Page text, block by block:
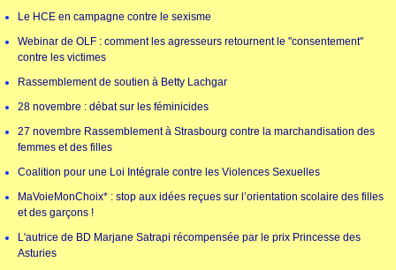
Le HCE en campagne contre le sexisme
Webinar de OLF : comment les agresseurs retournent le "consentement"
contre les victimes
Rassemblement de soutien à Betty Lachgar
28 novembre : débat sur les féminicides
27 novembre Rassemblement à Strasbourg contre la marchandisation des
femmes et des filles
Coalition pour une Loi Intégrale contre les Violences Sexuelles
MaVoieMonChoix* : stop aux idées reçues sur l’orientation scolaire des filles
et des garçons !
L'autrice de BD Marjane Satrapi récompensée par le prix Princesse des
Asturies